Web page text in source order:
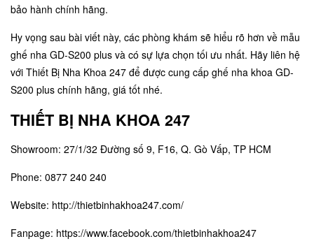
bảo hành chính hãng.
Hy vọng sau bài viết này, các phòng khám sẽ hiểu rõ hơn về mẫu
ghế nha GD-S200 plus và có sự lựa chọn tối ưu nhất. Hãy liên hệ
với Thiết Bị Nha Khoa 247 để được cung cấp ghế nha khoa GD-
S200 plus chính hãng, giá tốt nhé.
THIẾT BỊ NHA KHOA 247
Showroom: 27/1/32 Đường số 9, F16, Q. Gò Vấp, TP HCM
Phone: 0877 240 240
Website: http://thietbinhakhoa247.com/
Fanpage: https://www.facebook.com/thietbinhakhoa247